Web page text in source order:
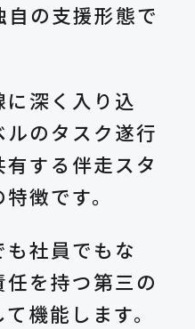
の支援形態で
深く入り込
のタスク遂行
有する伴走スタ
徴です。
社員でもな
を持つ第三の
機能します。